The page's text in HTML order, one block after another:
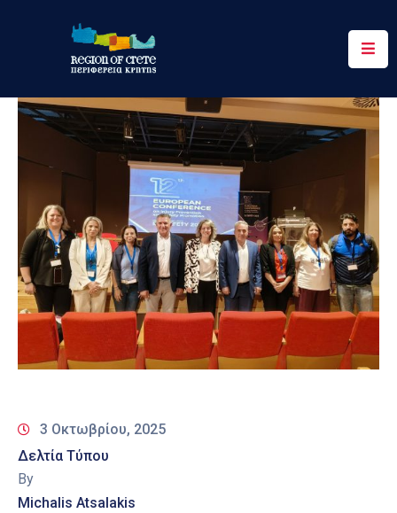
Περιφέρεια
Ενημέρωση
Έργα
Δράσεις
Ψηφιακές
Υπηρεσίες
Επικοινωνία
3 Οκτωβρίου, 2025
Δελτία Τύπου
By
Michalis Atsalakis